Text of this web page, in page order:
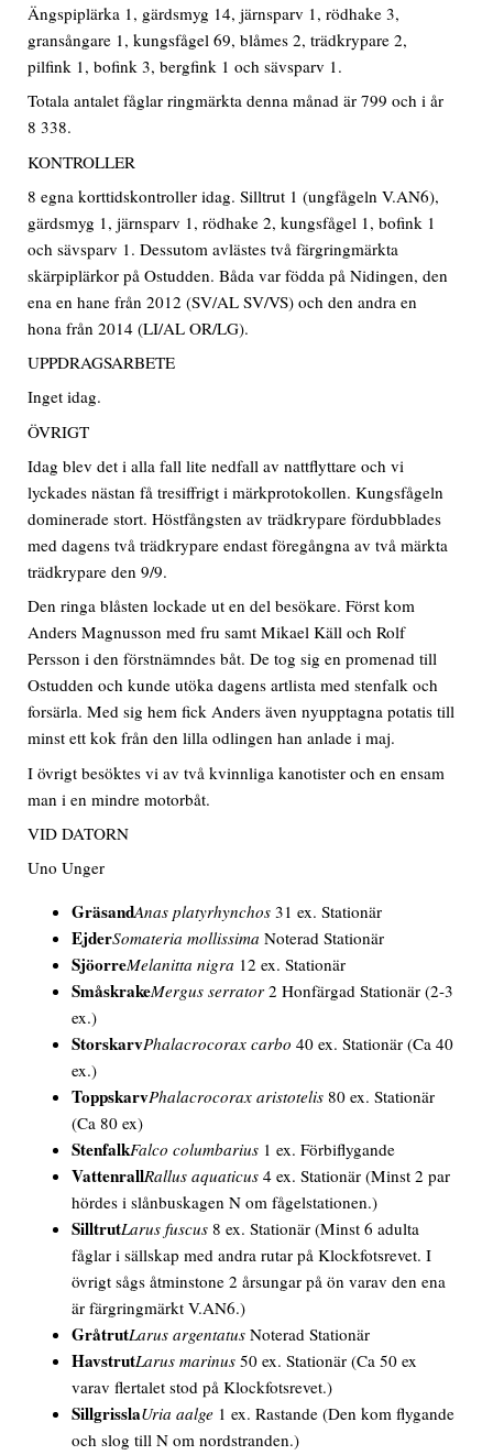
Ängspiplärka 1, gärdsmyg 14, järnsparv 1, rödhake 3,
gransångare 1, kungsfågel 69, blåmes 2, trädkrypare 2,
pilfink 1, bofink 3, bergfink 1 och sävsparv 1.
Totala antalet fåglar ringmärkta denna månad är 799 och i år
8 338.
KONTROLLER
8 egna korttidskontroller idag. Silltrut 1 (ungfågeln V.AN6),
gärdsmyg 1, järnsparv 1, rödhake 2, kungsfågel 1, bofink 1
och sävsparv 1. Dessutom avlästes två färgringmärkta
skärpiplärkor på Ostudden. Båda var födda på Nidingen, den
ena en hane från 2012 (SV/AL SV/VS) och den andra en
hona från 2014 (LI/AL OR/LG).
UPPDRAGSARBETE
Inget idag.
ÖVRIGT
Idag blev det i alla fall lite nedfall av nattflyttare och vi
lyckades nästan få tresiffrigt i märkprotokollen. Kungsfågeln
dominerade stort. Höstfångsten av trädkrypare fördubblades
med dagens två trädkrypare endast föregångna av två märkta
trädkrypare den 9/9.
Den ringa blåsten lockade ut en del besökare. Först kom
Anders Magnusson med fru samt Mikael Käll och Rolf
Persson i den förstnämndes båt. De tog sig en promenad till
Ostudden och kunde utöka dagens artlista med stenfalk och
forsärla. Med sig hem fick Anders även nyupptagna potatis till
minst ett kok från den lilla odlingen han anlade i maj.
I övrigt besöktes vi av två kvinnliga kanotister och en ensam
man i en mindre motorbåt.
VID DATORN
Uno Unger
GräsandAnas platyrhynchos 31 ex. Stationär
EjderSomateria mollissima Noterad Stationär
SjöorreMelanitta nigra 12 ex. Stationär
SmåskrakeMergus serrator2Honfärgad Stationär(2-3
ex.)
StorskarvPhalacrocorax carbo 40 ex. Stationär(Ca 40
ex.)
ToppskarvPhalacrocorax aristotelis 80 ex. Stationär
(Ca 80 ex)
StenfalkFalco columbarius 1 ex. Förbiflygande
VattenrallRallus aquaticus 4 ex. Stationär(Minst 2 par
hördes i slånbuskagen N om fågelstationen.)
SilltrutLarus fuscus 8 ex. Stationär(Minst 6 adulta
fåglar i sällskap med andra rutar på Klockfotsrevet. I
övrigt sågs åtminstone 2 årsungar på ön varav den ena
är färgringmärkt V.AN6.)
GråtrutLarus argentatus Noterad Stationär
HavstrutLarus marinus 50 ex. Stationär(Ca 50 ex
varav flertalet stod på Klockfotsrevet.)
SillgrisslaUria aalge 1 ex. Rastande(Den kom flygande
och slog till N om nordstranden.)